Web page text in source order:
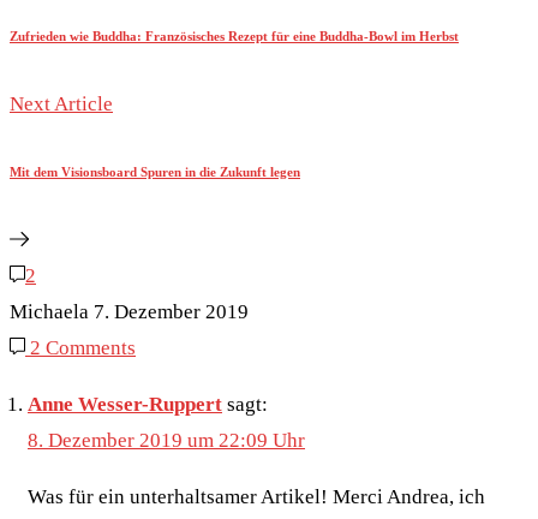
Zufrieden wie Buddha: Französisches Rezept für eine Buddha-Bowl im Herbst
Next Article
Mit dem Visionsboard Spuren in die Zukunft legen
2
Michaela 7. Dezember 2019
2 Comments
Anne Wesser-Ruppert sagt:
8. Dezember 2019 um 22:09 Uhr
Was für ein unterhaltsamer Artikel! Merci Andrea, ich